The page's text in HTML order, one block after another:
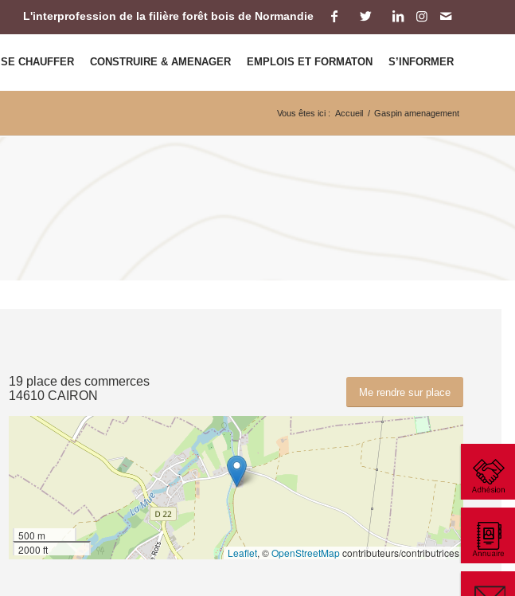
L'interprofession de la filière forêt bois de Normandie
SE CHAUFFER CONSTRUIRE & AMENAGER EMPLOIS ET FORMATON S’INFORMER
Vous êtes ici : Accueil / Gaspin amenagement
Me rendre sur place
19 place des commerces
14610 CAIRON
500 m
2000 ft
Leaflet, ©OpenStreetMapcontributeurs/contributrices